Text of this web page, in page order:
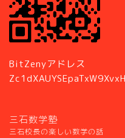
BitZenyアドレス
三石数学塾
三石校長の楽しい数学の話